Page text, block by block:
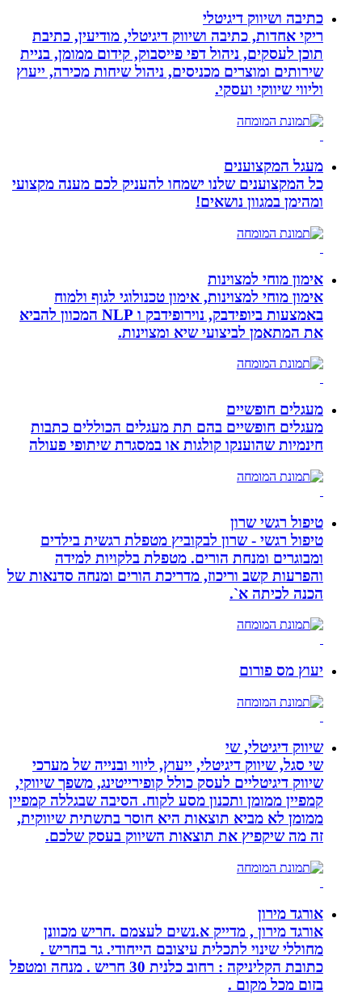
כתיבה ושיווק דיגיטלי
ריקי אחדות, כתיבה ושיווק דיגיטלי, מודיעין, כתיבת
תוכן לעסקים, ניהול דפי פייסבוק, קידום ממומן, בניית
שירותים ומוצרים מכניסים, ניהול שיחות מכירה, ייעוץ
וליווי שיווקי ועסקי.
מעגל המקצוענים
כל המקצוענים שלנו ישמחו להעניק לכם מענה מקצועי
ומהימן במגוון נושאים!
אימון מוחי למצוינות
אימון מוחי למצוינות, אימון טכנולוגי לגוף ולמוח
באמצעות ביופידבק, נוירופידבק ו NLP המכוון להביא
את המתאמן לביצועי שיא ומצוינות.
מעגלים חופשיים
מעגלים חופשיים בהם תת מעגלים הכוללים כתבות
חינמיות שהוענקו קולגות או במסגרת שיתופי פעולה
טיפול רגשי שרון
טיפול רגשי - שרון לבקוביץ מטפלת רגשית בילדים
ומבוגרים ומנחת הורים. מטפלת בלקויות למידה
והפרעות קשב וריכוז, מדריכת הורים ומנחה סדנאות של
הכנה לכיתה א`.
יעוץ מס פורום
שיווק דיגיטלי, שי
שי סגל, שיווק דיגיטלי, ייעוץ, ליווי ובנייה של מערכי
שיווק דיגיטליים לעסק כולל קופירייטינג, משפך שיווקי,
קמפיין ממומן ותכנון מסע לקוח. הסיבה שבגללה קמפיין
ממומן לא מביא תוצאות היא חוסר בתשתית שיווקית,
זה מה שיקפיץ את תוצאות השיווק בעסק שלכם.
אורגד מירון
אורגד מירון , מדייק א.נשים לעצמם .חריש מכוונן
מחוללי שינוי לתכלית עיצובם הייחודי. גר בחריש .
כתובת הקליניקה : רחוב כלנית 30 חריש . מנחה ומטפל
בזום מכל מקום .